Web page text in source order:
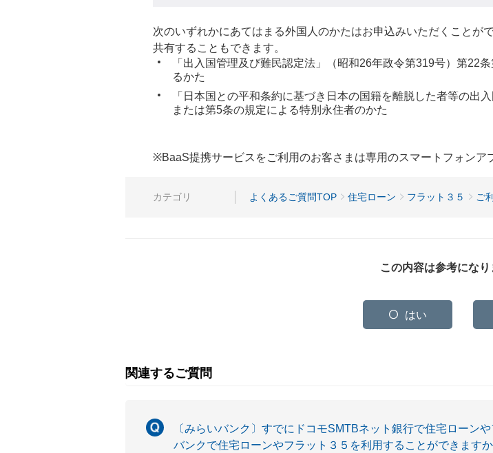
次のいずれかにあてはまる外国人のかたはお申込みいただくことが
共有することもできます。
「出入国管理及び難民認定法」（昭和26年政令第319号）第22
るかた
「日本国との平和条約に基づき日本の国籍を離脱した者等の出
または第5条の規定による特別永住者のかた
※BaaS提携サービスをご利用のお客さまは専用のスマートフォンア
カテゴリ よくあるご質問TOP 住宅ローン フラット３５ ご
この内容は参考になり
はい
関連するご質問
〔みらいバンク〕すでにドコモSMTBネット銀行で住宅ローン
バンクで住宅ローンやフラット３５を利用することができますか